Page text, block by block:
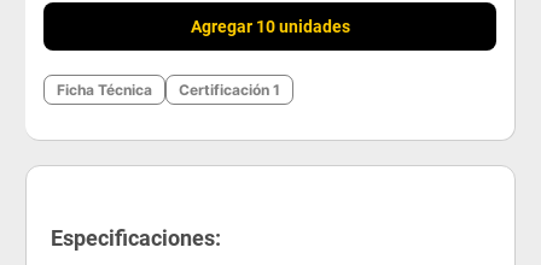
Agregar 10 unidades
Ficha Técnica Certificación 1
Especificaciones: